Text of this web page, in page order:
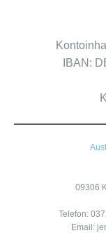
IBAN:
09306
Telefon:
Email: